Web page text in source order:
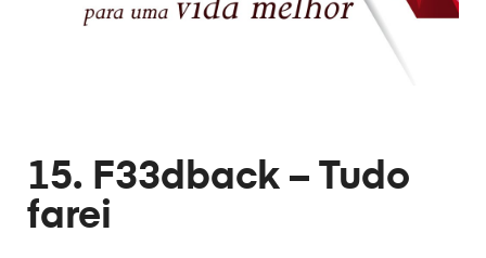
15. F33dback – Tudo
farei